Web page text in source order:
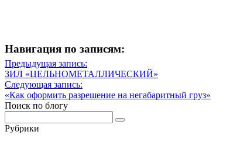
Навигация по записям:
Навигация
по
записям
Предыдущая запись:
Предыдущая
запись
ЗИЛ «ЦЕЛЬНОМЕТАЛЛИЧЕСКИЙ»
Следующая запись:
Следующая
запись
«Как оформить разрешение на негабаритный груз»
Поиск по блогу
Рубрики